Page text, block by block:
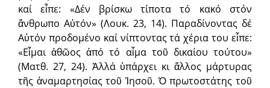
καί εἶπε: «Δέν βρίσκω τίποτα τό κακό στόν
ἄνθρωπο Αὐτόν» (Λουκ. 23, 14). Παραδίνοντας δέ
Αὐτόν προδομένο καί νίπτοντας τά χέρια του εἶπε:
«Εἶμαι ἀθῶος ἀπό τό αἷμα τοῦ δικαίου τούτου»
(Ματθ. 27, 24). Ἀλλά ὑπάρχει κι ἄλλος μάρτυρας
τῆς ἀναμαρτησίας τοῦ Ἰησοῦ. Ὁ πρωτοστάτης τοῦ